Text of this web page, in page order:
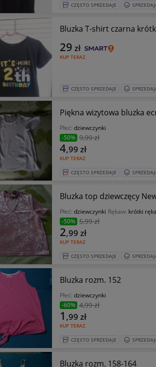
CZĘSTO SPRZEDAJE
Bluzka T-shirt czarna
KUP TERAZ
29 zł
CZĘSTO SPRZEDAJE
Piękna wizytowa bluzka
Płeć: dziewczynki
-50% 9,99 zł
KUP TERAZ
4,99 zł
CZĘSTO SPRZEDAJE
Bluzka top dziewczęcy
Płeć: dziewczynki Rękaw: krótki
-50% 5,99 zł
KUP TERAZ
2,99 zł
CZĘSTO SPRZEDAJE
Bluzka rozm. 152
Płeć: dziewczynki
-60% 4,99 zł
KUP TERAZ
1 ,99 zł
CZĘSTO SPRZEDAJE
Bluzka rozm. 158-164